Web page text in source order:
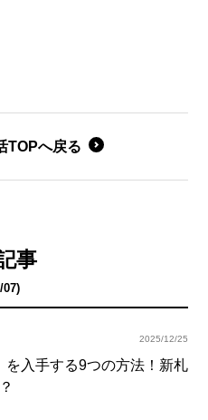
TOPへ戻る
事
07)
2025/12/25
を入手する9つの方法！新札